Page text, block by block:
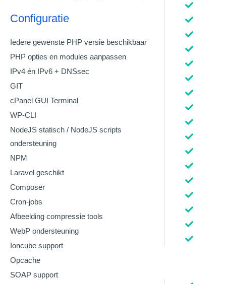
Configuratie
Iedere gewenste PHP versie beschikbaar
PHP opties en modules aanpassen
IPv4 én IPv6 + DNSsec
GIT
cPanel GUI Terminal
WP-CLI
NodeJS statisch / NodeJS scripts
ondersteuning
NPM
Laravel geschikt
Composer
Cron-jobs
Afbeelding compressie tools
WebP ondersteuning
Ioncube support
Opcache
SOAP support